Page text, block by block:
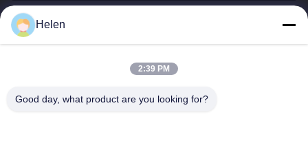
sales@perfectlaser.net
Helen
2:39 PM
Good day, what product are you looking for?